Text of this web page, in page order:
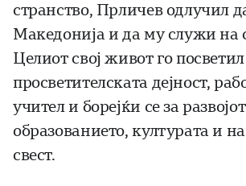
странство, Прличев одлучил
Македонија и да му служи на
Целиот свој живот го
просветителската дејност,
учител и борејќи се за
образованието, културата и
свест.